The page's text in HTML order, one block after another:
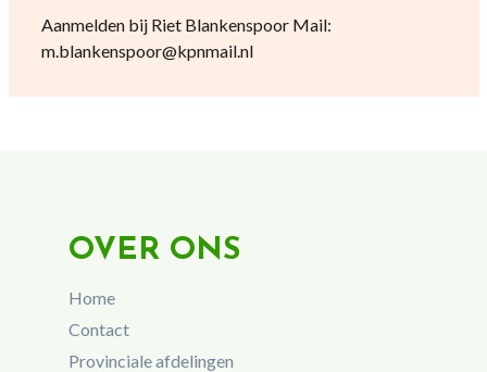
Aanmelden bij Riet Blankenspoor Mail:
m.blankenspoor@kpnmail.nl
OVER ONS
Home
Contact
Provinciale afdelingen